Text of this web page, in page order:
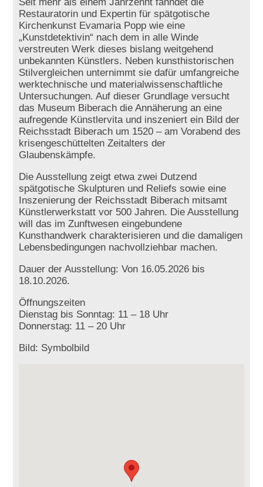
Restauratorin und Expertin für spätgotische
Kirchenkunst Evamaria Popp wie eine
„Kunstdetektivin“ nach dem in alle Winde
verstreuten Werk dieses bislang weitgehend
unbekannten Künstlers. Neben kunsthistorischen
Stilvergleichen unternimmt sie dafür umfangreiche
werktechnische und materialwissenschaftliche
Untersuchungen. Auf dieser Grundlage versucht
das Museum Biberach die Annäherung an eine
aufregende Künstlervita und inszeniert ein Bild der
Reichsstadt Biberach um 1520 – am Vorabend des
krisengeschüttelten Zeitalters der
Glaubenskämpfe.
Die Ausstellung zeigt etwa zwei Dutzend
spätgotische Skulpturen und Reliefs sowie eine
Inszenierung der Reichsstadt Biberach mitsamt
Künstlerwerkstatt vor 500 Jahren. Die Ausstellung
will das im Zunftwesen eingebundene
Kunsthandwerk charakterisieren und die damaligen
Lebensbedingungen nachvollziehbar machen.
Dauer der Ausstellung: Von 16.05.2026 bis
18.10.2026.
Öffnungszeiten
Dienstag bis Sonntag: 11 – 18 Uhr
Donnerstag: 11 – 20 Uhr
Bild: Symbolbild